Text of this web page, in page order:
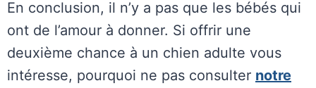
En conclusion, il n’y a pas que les bébés qui
ont de l’amour à donner. Si offrir une
deuxième chance à un chien adulte vous
intéresse, pourquoi ne pas consulter notre